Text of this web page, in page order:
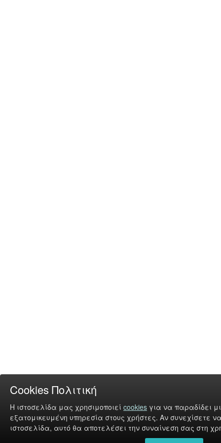
Cookies Πολιτική
Η ιστοσελίδα μας χρησιμοποιεί cookies για να παραδίδει
εξατομικευμένη υπηρεσία στους χρήστες. Αν συνεχίσετε
ιστοσελίδα, αυτό θα αποτελέσει την συναίνεση σας στη